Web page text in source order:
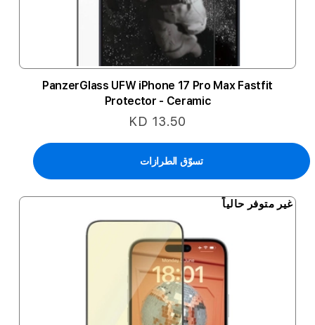
PanzerGlass UFW iPhone 17 Pro Max Fastfit
Protector - Ceramic
KD 13.50
تسوّق الطرازات
غير متوفر حالياً